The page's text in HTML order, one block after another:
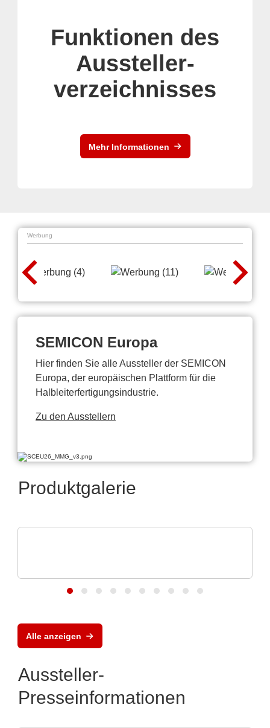
Funktionen des
Aussteller-
verzeichnisses
Mehr Informationen
Werbung
SEMICON Europa
Hier finden Sie alle Aussteller der SEMICON
Europa, der europäischen Plattform für die
Halbleiterfertigungsindustrie.
Zu den Ausstellern
Produktgalerie
Alle anzeigen
Aussteller-
Presseinformationen